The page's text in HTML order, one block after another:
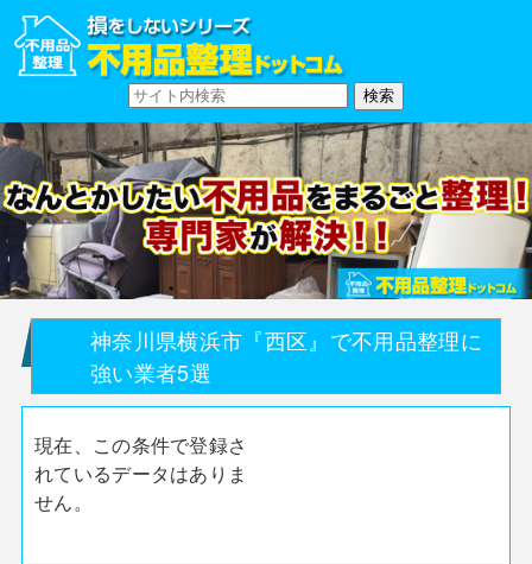
神奈川県横浜市『西区』で不用品整理に
強い業者5選
現在、この条件で登録さ
れているデータはありま
せん。